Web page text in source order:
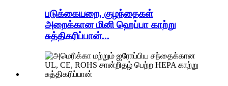
படுக்கையறை, குழந்தைகள்
அறைக்கான மினி ஹெப்பா காற்று
சுத்திகரிப்பான்...